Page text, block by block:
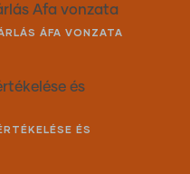
Áfa vonzata
ÁFA VONZATA
és
ÉS